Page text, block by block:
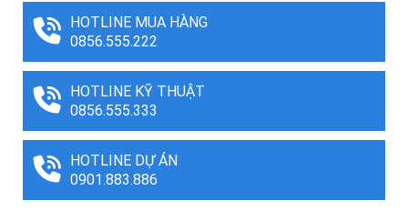
HOTLINE MUA HÀNG
0856.555.222
HOTLINE KỸ THUẬT
0856.555.333
HOTLINE DỰ ÁN
0901.883.886